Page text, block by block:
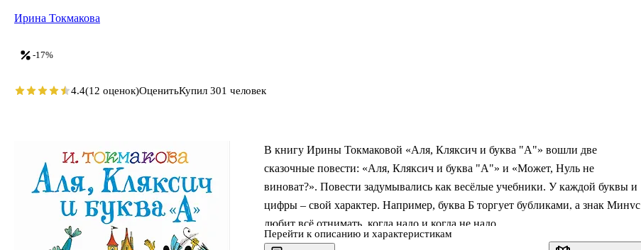
В книгу Ирины Токмаковой «Аля, Кляксич и буква "А"» вошли две
сказочные повести: «Аля, Кляксич и буква "А"» и «Может, Нуль не
виноват?». Повести задумывались как весёлые учебники. У каждой буквы и
цифры – свой характер. Например, буква Б торгует бубликами, а знак Минус
любит всё отнимать, когда надо и когда не надо.
Читатели вместе с главными героями Алей и Антоном отправятся в
Перейти к описанию и характеристикам
-17%
Ирина Токмакова
4.4(12 оценок)ОценитьКупил 301 человек